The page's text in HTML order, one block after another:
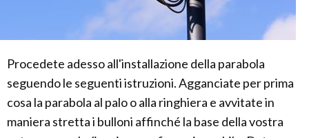
Procedete adesso all'installazione della parabola
seguendo le seguenti istruzioni. Agganciate per prima
cosa la parabola al palo o alla ringhiera e avvitate in
maniera stretta i bulloni affinché la base della vostra